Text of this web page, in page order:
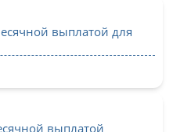
выплатой для
выплатой